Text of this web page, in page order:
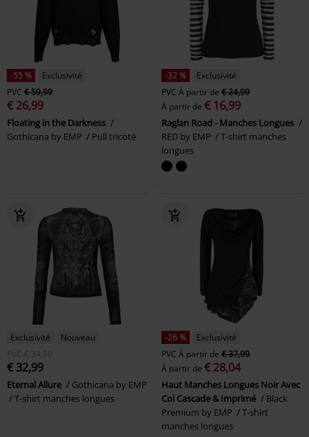
-55 %
Exclusivité
PVC € 59,99
€ 26,99
Floating in the Darkness
Gothicana by EMP
Pull tricoté
-32 %
Exclusivité
PVC À partir de € 24,99
À partir de € 16,99
Raglan Road - Manches Longues
RED by EMP
T-shirt manches
longues
Exclusivité
Nouveau
PVC € 34,99
€ 32,99
Eternal Allure
Gothicana by EMP
T-shirt manches longues
-26 %
Exclusivité
PVC À partir de € 37,99
À partir de € 28,04
Haut Manches Longues Noir Avec
Col Cascade & Imprimé
Black
Premium by EMP
T-shirt
manches longues